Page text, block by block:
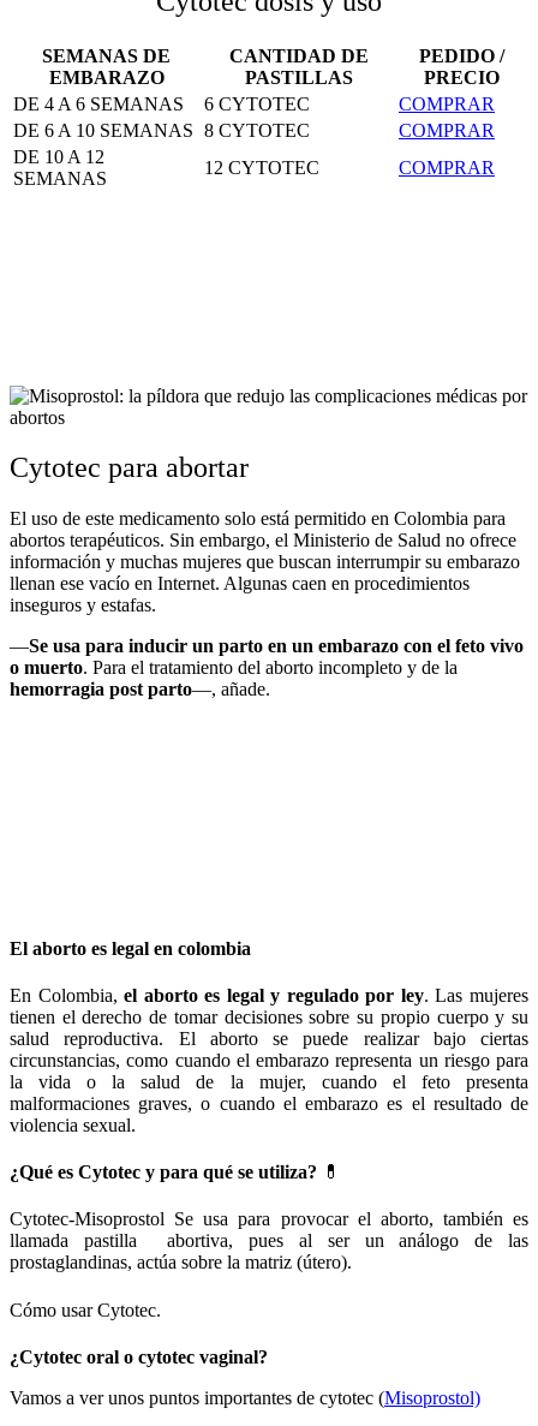
SEMANAS DE
EMBARAZO
CANTIDAD DE
PASTILLAS
PEDIDO /
PRECIO
DE 4 A 6 SEMANAS
6 CYTOTEC
COMPRAR
DE 6 A 10 SEMANAS 8 CYTOTEC
COMPRAR
DE 10 A 12
SEMANAS
12 CYTOTEC COMPRAR
Cytotec para abortar
El uso de este medicamento solo está permitido en Colombia para
abortos terapéuticos. Sin embargo, el Ministerio de Salud no ofrece
información y muchas mujeres que buscan interrumpir su embarazo
llenan ese vacío en Internet. Algunas caen en procedimientos
inseguros y estafas.
—Se usa para inducir un parto en un embarazo con el feto vivo
o muerto. Para el tratamiento del aborto incompleto y de la
hemorragia post parto—, añade.
El aborto es legal en colombia
En Colombia,el aborto es legal y regulado por ley. Las mujeres
tienen el derecho de tomar decisiones sobre su propio cuerpo y su
salud reproductiva. El aborto se puede realizar bajo ciertas
circunstancias, como cuando el embarazo representa un riesgo para
la vida o la salud de la mujer, cuando el feto presenta
malformaciones graves, o cuando el embarazo es el resultado de
violencia sexual.
¿Qué es Cytotec y para qué se utiliza? 💊
Cytotec-Misoprostol Se usa para provocar el aborto, también es
llamada pastilla abortiva, pues al ser un análogo de las
prostaglandinas, actúa sobre la matriz (útero).
Cómo usar Cytotec.
¿Cytotec oral o cytotec vaginal?
Vamos a ver unos puntos importantes de cytotec (Misoprostol)